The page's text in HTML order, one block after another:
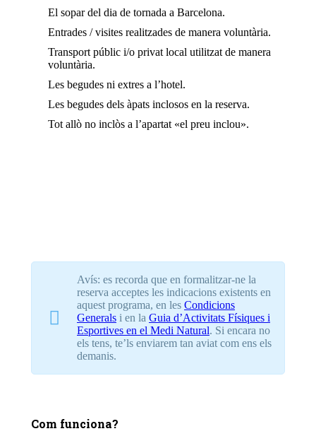
El sopar del dia de tornada a Barcelona.
Entrades / visites realitzades de manera voluntària.
Transport públic i/o privat local utilitzat de manera
voluntària.
Les begudes ni extres a l’hotel.
Les begudes dels àpats inclosos en la reserva.
Tot allò no inclòs a l’apartat «el preu inclou».
Avís: es recorda que en formalitzar-ne la
reserva acceptes les indicacions existents en
aquest programa, en les Condicions
Generals i en la Guia d’Activitats Físiques i
Esportives en el Medi Natural. Si encara no
els tens, te’ls enviarem tan aviat com ens els
demanis.
Com funciona?